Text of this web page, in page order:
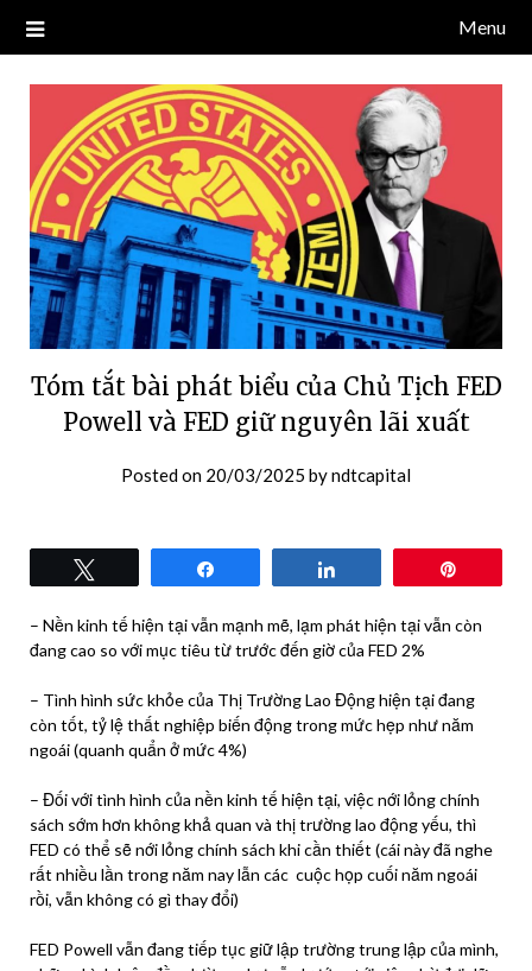
NDT CAPITAL | BLOG TIỀN
ĐIỆN TỬ CRYPTO
Blog về thị trường crypto, tiền điện tử, tiền mã hoá, công nghệ
blockchain.
Menu
Tóm tắt bài phát biểu của Chủ Tịch FED
Powell và FED giữ nguyên lãi xuất
Posted on 20/03/2025 byndtcapital
– Nền kinh tế hiện tại vẫn mạnh mẽ, lạm phát hiện tại vẫn còn
đang cao so với mục tiêu từ trước đến giờ của FED 2%
– Tình hình sức khỏe của Thị Trường Lao Động hiện tại đang
còn tốt, tỷ lệ thất nghiệp biến động trong mức hẹp như năm
ngoái (quanh quẩn ở mức 4%)
– Đối với tình hình của nền kinh tế hiện tại, việc nới lỏng chính
sách sớm hơn không khả quan và thị trường lao động yếu, thì
FED có thể sẽ nới lỏng chính sách khi cần thiết (cái này đã nghe
rất nhiều lần trong năm nay lẫn các cuộc họp cuối năm ngoái
rồi, vẫn không có gì thay đổi)
FED Powell vẫn đang tiếp tục giữ lập trường trung lập của mình,